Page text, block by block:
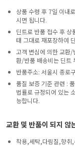
상품 수령 후 7일 이내
시면 됩니다.
딘트로 반품 접수 후 상
태 그대로 재포장하여
고객 변심에 의한 교환
환/반품 배송비는 딘트
반품주소: 서울시 종로
품질 보증 기준 관련 :
법률로 규정되어 있는
능합니다.
교환 및 반품이 되지 않
착용,세탁,다림질,향취